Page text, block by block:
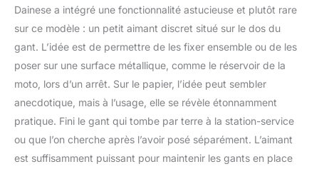
Dainese a intégré une fonctionnalité astucieuse et plutôt rare
sur ce modèle : un petit aimant discret situé sur le dos du
gant. L’idée est de permettre de les fixer ensemble ou de les
poser sur une surface métallique, comme le réservoir de la
moto, lors d’un arrêt. Sur le papier, l’idée peut sembler
anecdotique, mais à l’usage, elle se révèle étonnamment
pratique. Fini le gant qui tombe par terre à la station-service
ou que l’on cherche après l’avoir posé séparément. L’aimant
est suffisamment puissant pour maintenir les gants en place